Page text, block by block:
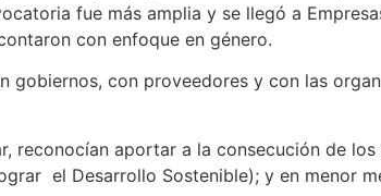
fue más amplia y se llegó a
con enfoque en género.
con proveedores y con las
reconocían aportar a la consecución de
el Desarrollo Sostenible); y en menor